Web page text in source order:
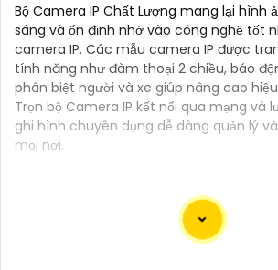
Bộ Camera IP Chất Lượng mang lại hình
sáng và ổn định nhờ vào công nghệ tốt
camera IP. Các mẫu camera IP được
tính năng như đàm thoại 2 chiều, báo
phân biệt người và xe giúp nâng cao
Trọn bộ Camera IP kết nối qua mạng và
ghi hình chuyên dụng dễ dàng quản lý
mọi nơi.
Chắc chắn! Dưới đây là tư vấn cho